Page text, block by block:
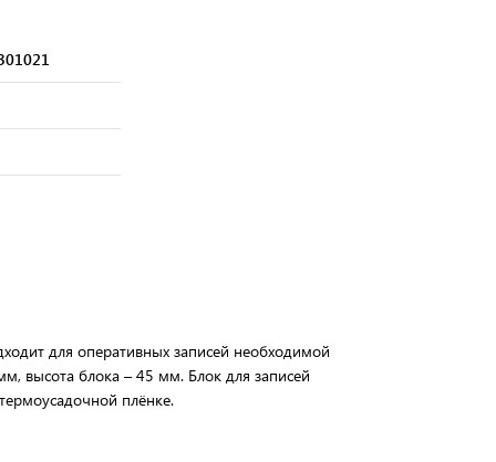
для оперативных записей необходимой
высота блока – 45 мм. Блок для записей
плёнке.